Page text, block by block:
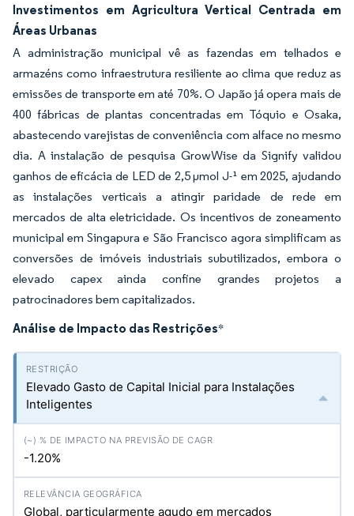
Investimentos em Agricultura Vertical Centrada em
Áreas Urbanas
A administração municipal vê as fazendas em telhados e
armazéns como infraestrutura resiliente ao clima que reduz as
emissões de transporte em até 70%. O Japão já opera mais de
400 fábricas de plantas concentradas em Tóquio e Osaka,
abastecendo varejistas de conveniência com alface no mesmo
dia. A instalação de pesquisa GrowWise da Signify validou
ganhos de eficácia de LED de 2,5 µmol J-¹ em 2025, ajudando
as instalações verticais a atingir paridade de rede em
mercados de alta eletricidade. Os incentivos de zoneamento
municipal em Singapura e São Francisco agora simplificam as
conversões de imóveis industriais subutilizados, embora o
elevado capex ainda confine grandes projetos a
patrocinadores bem capitalizados.
Análise de Impacto das Restrições*
Elevado Gasto de Capital Inicial para Instalações
Inteligentes
-1.20%
Global, particularmente agudo em mercados